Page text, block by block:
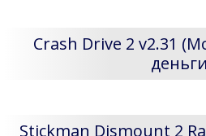
Crash Drive 2 v2.31
Stickman Dismount 2